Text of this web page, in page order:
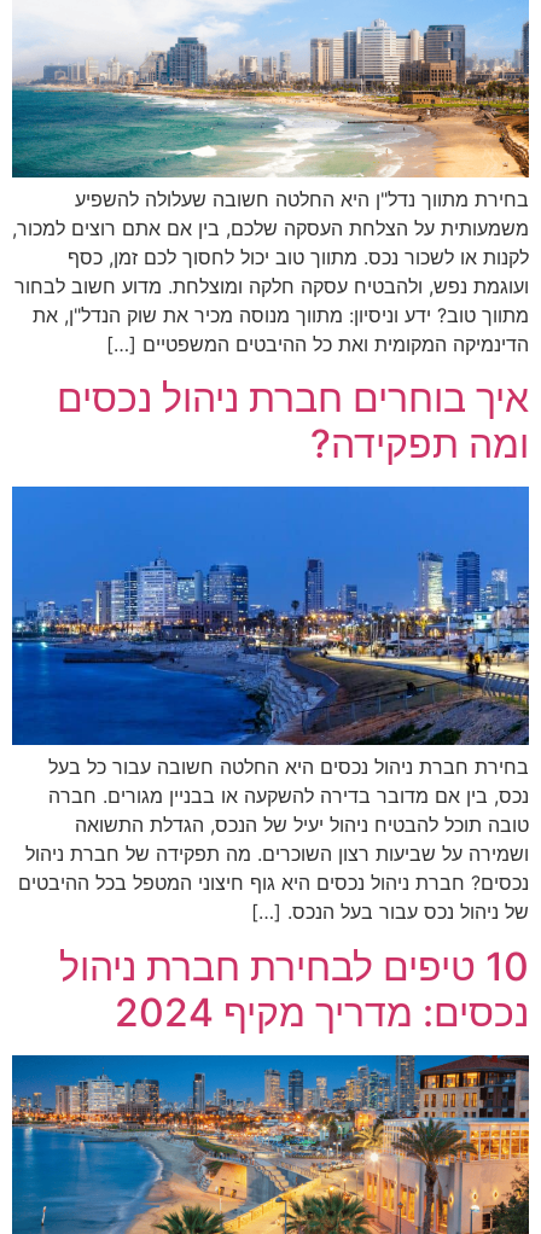
בחירת מתווך נדל"ן היא החלטה חשובה שעלולה להשפיע
משמעותית על הצלחת העסקה שלכם, בין אם אתם רוצים למכור,
לקנות או לשכור נכס. מתווך טוב יכול לחסוך לכם זמן, כסף
ועוגמת נפש, ולהבטיח עסקה חלקה ומוצלחת. מדוע חשוב לבחור
מתווך טוב? ידע וניסיון: מתווך מנוסה מכיר את שוק הנדל"ן, את
הדינמיקה המקומית ואת כל ההיבטים המשפטיים […]
איך בוחרים חברת ניהול נכסים
ומה תפקידה?
בחירת חברת ניהול נכסים היא החלטה חשובה עבור כל בעל
נכס, בין אם מדובר בדירה להשקעה או בבניין מגורים. חברה
טובה תוכל להבטיח ניהול יעיל של הנכס, הגדלת התשואה
ושמירה על שביעות רצון השוכרים. מה תפקידה של חברת ניהול
נכסים? חברת ניהול נכסים היא גוף חיצוני המטפל בכל ההיבטים
של ניהול נכס עבור בעל הנכס. […]
10 טיפים לבחירת חברת ניהול
נכסים: מדריך מקיף 2024